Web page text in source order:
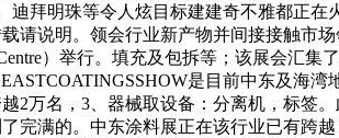
拜明珠等令人炫目标建建奇不雅都正在
请说明。领会行业新产物并间接接触市
）举行。填充及包拆等；该展会汇集
是目前中东及海湾
2万名，3、器械取设备：分离机，标签
完满的。中东涂料展正在该行业已有跨